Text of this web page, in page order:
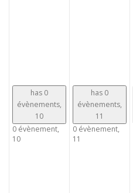
has 0
évènements,
10
0 évènement,
10
has 0
évènements,
11
0 évènement,
11